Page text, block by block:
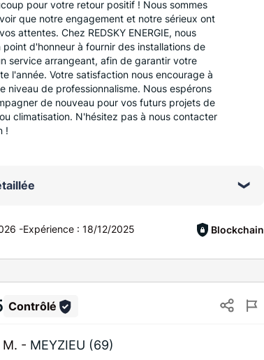
pour votre retour positif ! Nous sommes
que notre engagement et notre sérieux ont
attentes. Chez REDSKY ENERGIE, nous
point d'honneur à fournir des installations de
service arrangeant, afin de garantir votre
l'année. Votre satisfaction nous encourage à
niveau de professionnalisme. Nous espérons
de nouveau pour vos futurs projets de
climatisation. N'hésitez pas à nous contacter
!
-Expérience :18/12/2025 Blockchain
Contrôlé
M. - MEYZIEU (69)